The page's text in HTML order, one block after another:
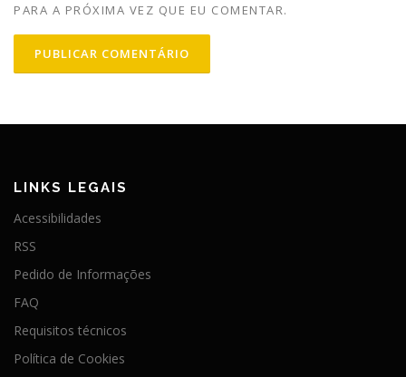
PARA A PRÓXIMA VEZ QUE EU COMENTAR.
LINKS LEGAIS
Acessibilidades
RSS
Pedido de Informações
FAQ
Requisitos técnicos
Política de Cookies